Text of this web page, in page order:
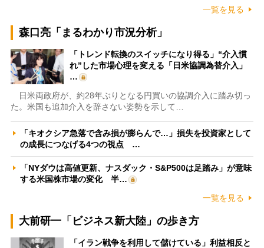
一覧を見る
森口亮「まるわかり市況分析」
「トレンド転換のスイッチになり得る」“介入慣
れ”した市場心理を変える「日米協調為替介入」
…
日米両政府が、約28年ぶりとなる円買いの協調介入に踏み切っ
た。米国も追加介入を辞さない姿勢を示して…
「キオクシア急落で含み損が膨らんで…」損失を投資家として
の成長につなげる4つの視点 …
「NYダウは高値更新、ナスダック・S&P500は足踏み」が意味
する米国株市場の変化 半…
一覧を見る
大前研一「ビジネス新大陸」の歩き方
「イラン戦争を利用して儲けている」利益相反と